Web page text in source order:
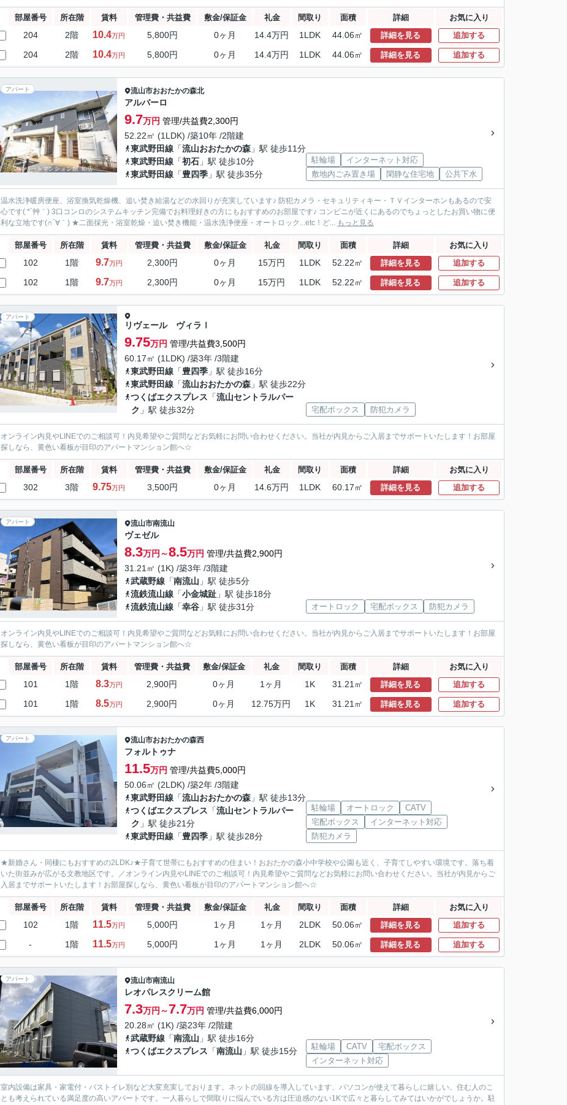
部屋番号 所在階 賃料 管理費・共益費 敷金/保証金 礼金 間取り 面積 詳細 お気に入り
204 2階 10.4万円 5,800円 0ヶ月 14.4万円 1LDK 44.06㎡ 詳細を見る 追加する
204 2階 10.4万円 5,800円 0ヶ月 14.4万円 1LDK 44.06㎡ 詳細を見る 追加する
アパート 流山市おおたかの森北
アルバーロ
9.7万円 管理/共益費2,300円
52.22㎡ (1LDK) /築10年 /2階建
東武野田線 「流山おおたかの森 」駅 徒歩11分
東武野田線 「初石 」駅 徒歩10分
東武野田線 「豊四季 」駅 徒歩35分
駐輪場
インターネット対応
敷地内ごみ置き場
閑静な住宅地 公共下水
温水洗浄暖房便座、浴室換気乾燥機、追い焚き給湯などの水回りが充実しています♪ 防犯カメラ・セキュリティキー・ＴＶインターホンもあるので安
心です( *´艸｀) 3口コンロのシステムキッチン完備でお料理好きの方にもおすすめのお部屋です♪ コンビニが近くにあるのでちょっとしたお買い物に便
利な立地です(∩´∀｀) ★二面採光・浴室乾燥・追い焚き機能・温水洗浄便座・オートロック...etc！ど... もっと見る
部屋番号 所在階 賃料 管理費・共益費 敷金/保証金 礼金 間取り 面積 詳細 お気に入り
102 1階 9.7万円 2,300円 0ヶ月 15万円 1LDK 52.22㎡ 詳細を見る 追加する
102 1階 9.7万円 2,300円 0ヶ月 15万円 1LDK 52.22㎡ 詳細を見る 追加する
アパート
リヴェール ヴィラⅠ
9.75万円 管理/共益費3,500円
60.17㎡ (1LDK) /築3年 /3階建
東武野田線 「豊四季 」駅 徒歩16分
東武野田線 「流山おおたかの森 」駅 徒歩22分
つくばエクスプレス 「流山セントラルパー
ク 」駅 徒歩32分 宅配ボックス 防犯カメラ
オンライン内見やLINEでのご相談可！内見希望やご質問などお気軽にお問い合わせください。当社が内見からご入居までサポートいたします！お部屋
探しなら、黄色い看板が目印のアパートマンション館へ☆
部屋番号 所在階 賃料 管理費・共益費 敷金/保証金 礼金 間取り 面積 詳細 お気に入り
302 3階 9.75万円 3,500円 0ヶ月 14.6万円 1LDK 60.17㎡ 詳細を見る 追加する
アパート 流山市南流山
ヴェゼル
8.3万円～8.5万円 管理/共益費2,900円
31.21㎡ (1K) /築3年 /3階建
武蔵野線 「南流山 」駅 徒歩5分
流鉄流山線 「小金城趾 」駅 徒歩18分
流鉄流山線 「幸谷 」駅 徒歩31分 オートロック 宅配ボックス 防犯カメラ
オンライン内見やLINEでのご相談可！内見希望やご質問などお気軽にお問い合わせください。当社が内見からご入居までサポートいたします！お部屋
探しなら、黄色い看板が目印のアパートマンション館へ☆
部屋番号 所在階 賃料 管理費・共益費 敷金/保証金 礼金 間取り 面積 詳細 お気に入り
101 1階 8.3万円 2,900円 0ヶ月 1ヶ月 1K 31.21㎡ 詳細を見る 追加する
101 1階 8.5万円 2,900円 0ヶ月 12.75万円 1K 31.21㎡ 詳細を見る 追加する
アパート 流山市おおたかの森西
フォルトゥナ
11.5万円 管理/共益費5,000円
50.06㎡ (2LDK) /築2年 /3階建
東武野田線 「流山おおたかの森 」駅 徒歩13分
つくばエクスプレス 「流山セントラルパー
ク 」駅 徒歩21分
東武野田線 「豊四季 」駅 徒歩28分
駐輪場 オートロック
CATV
宅配ボックス
インターネット対応
防犯カメラ
★新婚さん・同棲にもおすすめの2LDK♪★子育て世帯にもおすすめの住まい！おおたかの森小中学校や公園も近く、子育てしやすい環境です。落ち着
いた街並みが広がる文教地区です。／オンライン内見やLINEでのご相談可！内見希望やご質問などお気軽にお問い合わせください。当社が内見からご
入居までサポートいたします！お部屋探しなら、黄色い看板が目印のアパートマンション館へ☆
部屋番号 所在階 賃料 管理費・共益費 敷金/保証金 礼金 間取り 面積 詳細 お気に入り
102 1階 11.5万円 5,000円 1ヶ月 1ヶ月 2LDK 50.06㎡ 詳細を見る 追加する
- 1階 11.5万円 5,000円 1ヶ月 1ヶ月 2LDK 50.06㎡ 詳細を見る 追加する
アパート 流山市南流山
レオパレスクリーム館
7.3万円～7.7万円 管理/共益費6,000円
20.28㎡ (1K) /築23年 /2階建
武蔵野線 「南流山 」駅 徒歩16分
つくばエクスプレス 「南流山 」駅 徒歩15分 駐輪場 CATV
宅配ボックス
インターネット対応
室内設備は家具・家電付・バストイレ別など大変充実しております。ネットの回線を導入しています、パソコンが使えて暮らしに嬉しい。住む人のこ
とも考えられている満足度の高いアパートです。一人暮らしで間取りに悩んでいる方は圧迫感のない1Kで広々と暮らしてみてはいかがでしょうか。駐